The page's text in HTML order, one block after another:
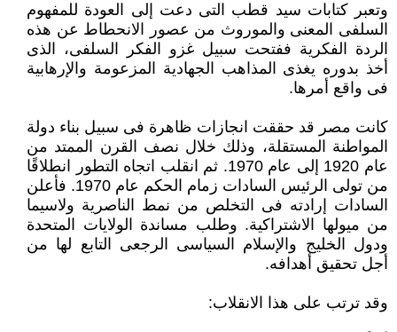
وتعبر كتابات سيد قطب التى دعت إلى العودة للمفهوم
السلفى المعنى والموروث من عصور الانحطاط عن هذه
الردة الفكرية ففتحت سبيل غزو الفكر السلفى، الذى
أخذ بدوره يغذى المذاهب الجهادية المزعومة والإرهابية
فى واقع أمرها.
كانت مصر قد حققت انجازات ظاهرة فى سبيل بناء دولة
المواطنة المستقلة، وذلك خلال نصف القرن الممتد من
عام 1920 إلى عام 1970. ثم انقلب اتجاه التطور انطلاقًا
من تولى الرئيس السادات زمام الحكم عام 1970. فأعلن
السادات إرادته فى التخلص من نمط الناصرية ولاسيما
من ميولها الاشتراكية. وطلب مساندة الولايات المتحدة
ودول الخليج والإسلام السياسى الرجعى التابع لها من
أجل تحقيق أهدافه.
وقد ترتب على هذا الانقلاب: